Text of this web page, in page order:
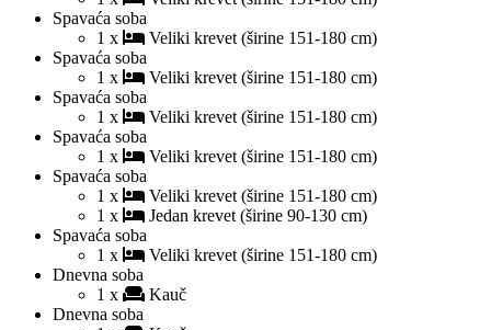
Spavaća soba
1 x
Veliki krevet (širine 151-180 cm)
Spavaća soba
1 x
Veliki krevet (širine 151-180 cm)
Spavaća soba
1 x
Veliki krevet (širine 151-180 cm)
Spavaća soba
1 x
Veliki krevet (širine 151-180 cm)
Spavaća soba
1 x
Veliki krevet (širine 151-180 cm)
1 x
Jedan krevet (širine 90-130 cm)
Spavaća soba
1 x
Veliki krevet (širine 151-180 cm)
Dnevna soba
1 x
Kauč
Dnevna soba